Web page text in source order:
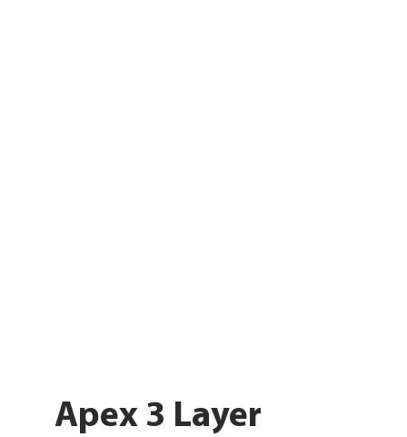
Apex 3 Layer